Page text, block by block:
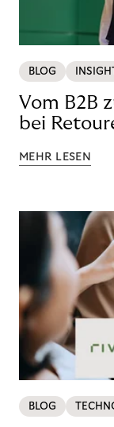
BLOG
Vom B2B
bei
MEHR LESEN
BLOG